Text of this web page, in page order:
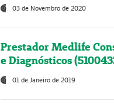
03 de Novembro de 2020
Prestador Medlife
e Diagnósticos
01 de Janeiro de 2019